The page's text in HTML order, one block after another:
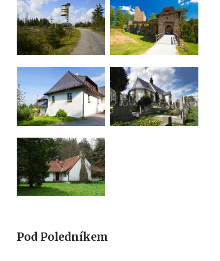
Pod Poledníkem